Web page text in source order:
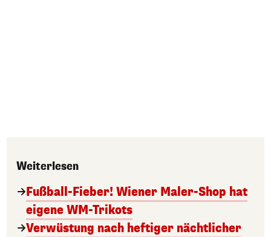
Weiterlesen
Fußball-Fieber! Wiener Maler-Shop hat
eigene WM-Trikots
Verwüstung nach heftiger nächtlicher